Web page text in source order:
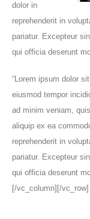
dolor in
reprehenderit in
pariatur. Excepteur
qui officia deserunt
“Lorem ipsum dolor
eiusmod tempor
ad minim veniam,
aliquip ex ea
reprehenderit in
pariatur. Excepteur
qui officia deserunt
[/vc_column][/vc_row]